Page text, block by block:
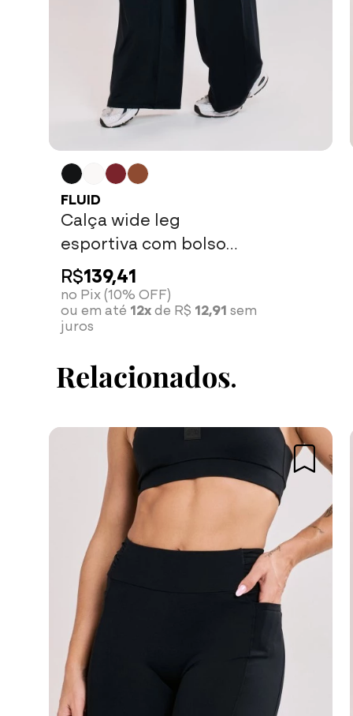
FLUID
Calça wide leg
esportiva com bolso
preta
R$139,41
no Pix (10% OFF)
ou em até 12xde R$ 12,91 sem
juros
Relacionados